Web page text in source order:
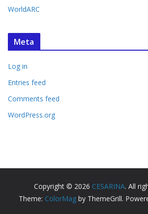
WorldARC
Meta
Log in
Entries feed
Comments feed
WordPress.org
Copyright © 2026 CESARINA. All
Theme: ColorMag by ThemeGrill.